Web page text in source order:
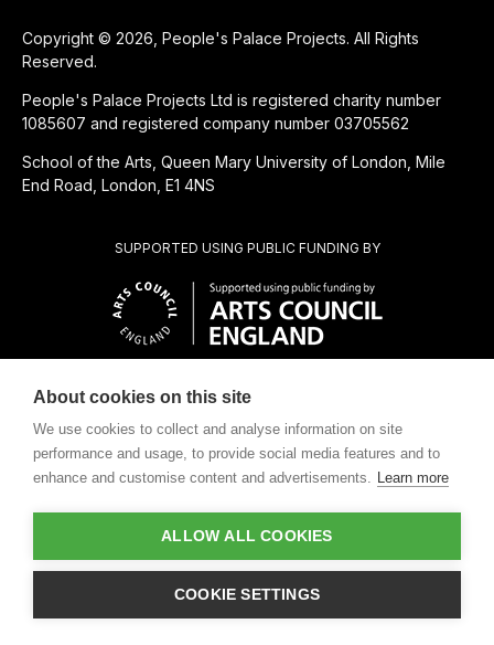
SUBSIDIÁRIA BENEFICENTE DE
SUPPORTED USING PUBLIC FUNDING BY
Copyright © 2026, People's Palace Projects. All Rights
Reserved.
People's Palace Projects Ltd is registered charity number
1085607 and registered company number 03705562
School of the Arts, Queen Mary University of London, Mile
End Road, London, E1 4NS
Design by
About cookies on this site
We use cookies to collect and analyse information on site
performance and usage, to provide social media features and to
enhance and customise content and advertisements. Learn more
ALLOW ALL COOKIES
COOKIE SETTINGS